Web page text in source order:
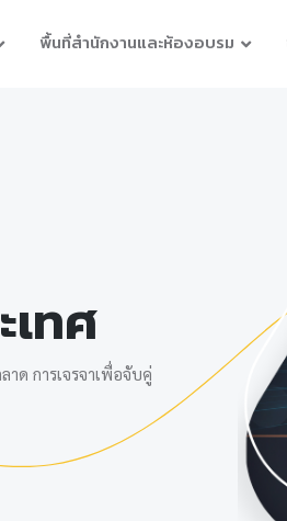
พื้นที่สำนักงานและห้องอบรม
ทศ
ด การเจรจาเพื่อจับคู่